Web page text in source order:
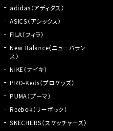
adidas（アディダス）
ASICS（アシックス）
FILA（フィラ）
New Balance（ニューバラン
ス）
NIKE（ナイキ）
PRO-Keds（プロケッズ）
PUMA（プーマ）
Reebok（リーボック）
SKECHERS（スケッチャーズ）